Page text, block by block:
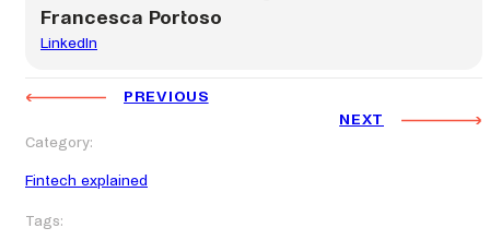
Francesca Portoso
LinkedIn
PREVIOUS
NEXT
Category:
Fintech explained
Tags: